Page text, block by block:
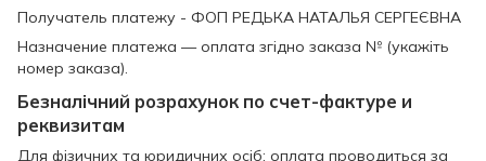
Получатель платежу - ФОП РЕДЬКА НАТАЛЬЯ СЕРГЕЄВНА
Назначение платежа — оплата згідно заказа № (укажіть
номер заказа).
Безналічний розрахунок по счет-фактуре и
реквизитам
Для фізичних та юридичних осіб: оплата проводиться за